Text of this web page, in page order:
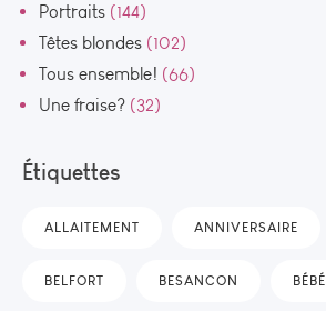
Portraits (144)
Têtes blondes (102)
Tous ensemble! (66)
Une fraise? (32)
Étiquettes
ALLAITEMENT ANNIVERSAIRE
BELFORT BESANCON BÉBÉ